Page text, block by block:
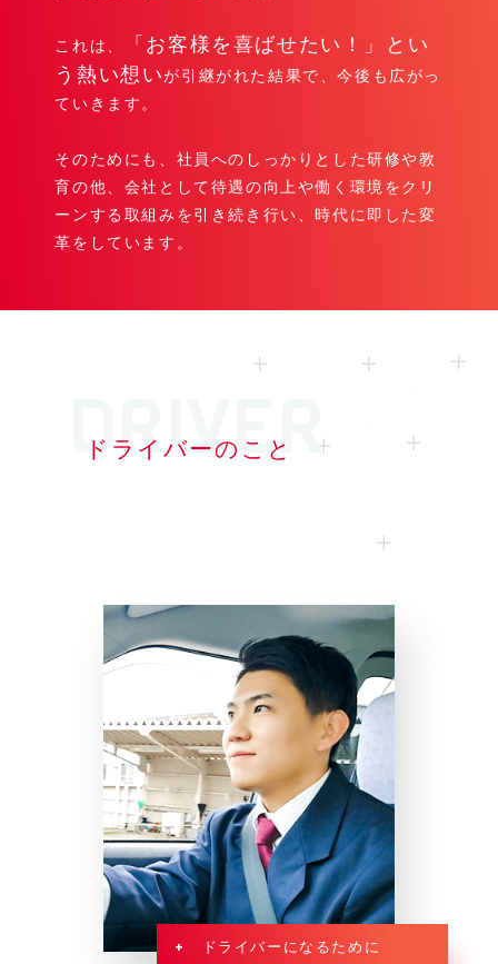
これは、
「お客様を喜ばせたい！」とい
う熱い想いが引継がれた結果で、今後も広がっ
ていきます。
そのためにも、社員へのしっかりとした研修や教
育の他、会社として待遇の向上や働く環境をクリ
ーンする取組みを引き続き行い、時代に即した変
革をしています。
ドライバーのこと
+ ドライバーになるために